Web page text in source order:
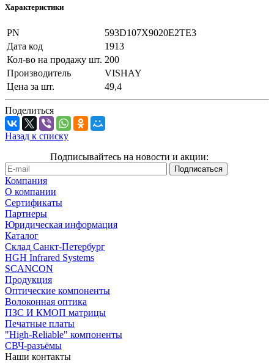
Характеристики
PN
593D107X9020E2TE3
Дата код
1913
Кол-во на продажу шт. 200
Производитель
VISHAY
Цена за шт.
49,4
Поделиться
Назад к списку
Подписывайтесь на новости и акции:
Компания
О компании
Сертификаты
Партнеры
Юридическая информация
Каталог
Cклад Санкт-Петербург
HGH Infrared Systems
SCANCON
Продукция
Оптические компоненты
Волоконная оптика
ПЗС И КМОП матрицы
Печатные платы
"High-Reliable" компоненты
СВЧ-разъёмы
Наши контакты